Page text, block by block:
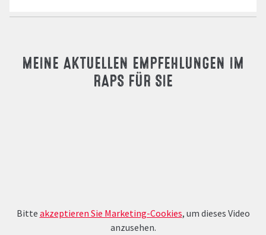
MEINE AKTUELLEN EMPFEHLUNGEN IM
RAPS FÜR SIE
Bitte akzeptieren Sie Marketing-Cookies, um dieses Video
anzusehen.